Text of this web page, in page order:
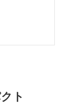
ト